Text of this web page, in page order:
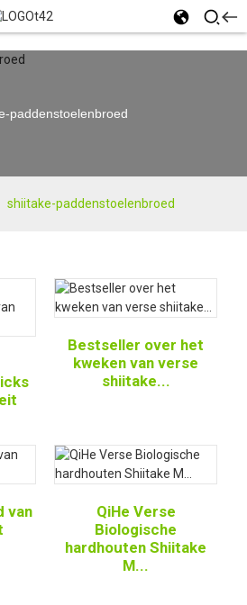
paddenstoelenbroed
shiitake-paddenstoelenbroed
Bestseller over het
kweken van verse
shiitake...
van
QiHe Verse
Biologische
hardhouten Shiitake
M...